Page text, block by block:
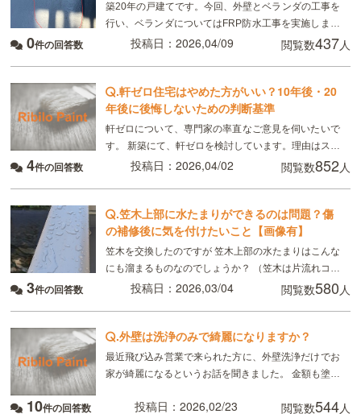
築20年の戸建てです。今回、外壁とベランダの工事を
行い、ベランダについてはFRP防水工事を実施しまし
0件の回答数 投稿日：2026,04/09 閲覧数437人
.軒ゼロ住宅はやめた方がいい？10年後・20
年後に後悔しないための判断基準
軒ゼロについて、専門家の率直なご意見を伺いたいで
す。 新築にて、軒ゼロを検討しています。理由はスタ
イリッシュだからです。 しかし、デメリットが多いと
4件の回答数 投稿日：2026,04/02 閲覧数852人
.笠木上部に水たまりができるのは問題？傷
の補修後に気を付けたいこと【画像有】
笠木を交換したのですが 笠木上部の水たまりはこんな
にも溜まるものなのでしょうか？ （笠木は片流れコー
ピングではなく、平型コーピングです。） 水たまりが
3件の回答数 投稿日：2026,03/04 閲覧数580人
.外壁は洗浄のみで綺麗になりますか？
最近飛び込み営業で来られた方に、外壁洗浄だけでお
家が綺麗になるというお話を聞きました。 金額も塗装
が、到底洗浄だけで色褪せている部分が綺麗になると
10件の回答数 投稿日：2026,02/23 閲覧数544人